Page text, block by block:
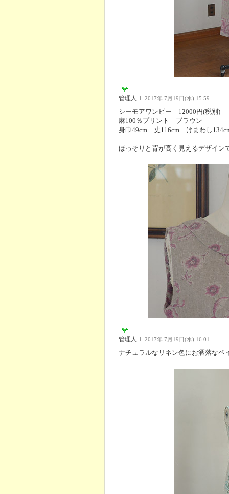
管理人Ｉ 2017年 7月19日(水) 15:59
シーモアワンピー 12000円(税別)
麻100％プリント ブラウン
身巾49cm 丈116cm けまわし
ほっそりと背が高く見えるデザイン
管理人Ｉ 2017年 7月19日(水) 16:01
ナチュラルなリネン色にお洒落なペ